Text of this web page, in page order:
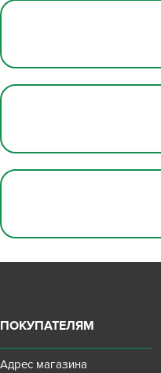
ПОКУПАТЕЛЯМ
Адрес магазина